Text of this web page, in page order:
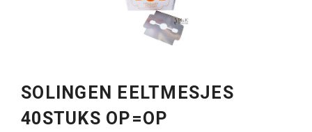
SOLINGEN EELTMESJES
40STUKS OP=OP